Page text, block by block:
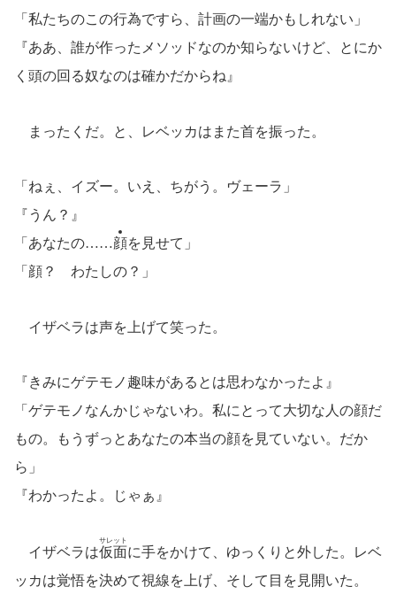
「私たちのこの行為ですら、計画の一端かもしれない」
『ああ、誰が作ったメソッドなのか知らないけど、とにか
く頭の回る奴なのは確かだからね』
まったくだ。と、レベッカはまた首を振った。
「ねぇ、イズー。いえ、ちがう。ヴェーラ」
『うん？』
「あなたの……顔を見せて」
「顔？ わたしの？」
イザベラは声を上げて笑った。
『きみにゲテモノ趣味があるとは思わなかったよ』
「ゲテモノなんかじゃないわ。私にとって大切な人の顔だ
もの。もうずっとあなたの本当の顔を見ていない。だか
ら」
『わかったよ。じゃぁ』
イザベラは仮面
サレット
に手をかけて、ゆっくりと外した。レベ
ッカは覚悟を決めて視線を上げ、そして目を見開いた。